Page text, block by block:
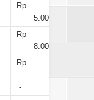
Rp
5.000
Rp
8.000
Rp
-